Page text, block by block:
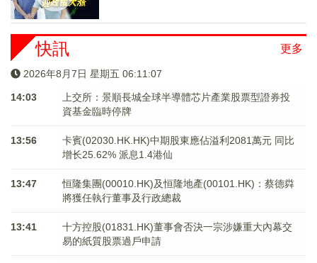
更多
快訊
2026年8月7日 星期五 06:11:07
14:03
上交所：景順長城全球半導體芯片產業股票型證券投
資基金臨時停牌
13:56
卡賓(02030.HK.HK)中期股東應佔溢利2081萬元 同比
增长25.62% 派息1.4港仙
13:47
恒隆集團(00010.HK)及恒隆地產(00101.HK)：蔡德粦
將獲任執行董事及行政總裁
13:41
十方控股(01831.HK)董事會否決一宗涉嫌重大內幕交
易的紙質股票過戶申請